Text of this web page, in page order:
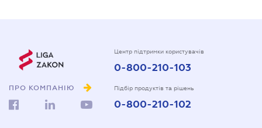
ПРО КОМПАНІЮ
Центр підтримки користувачів
0-800-210-103
Підбір продуктів та рішень
0-800-210-102